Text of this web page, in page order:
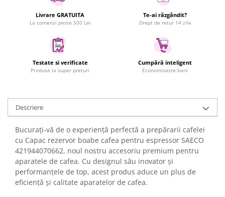
Laptop, Tablete & Telefoane
Accesorii tablete
Laptopuri si Accesorii
Telefoane Mobile & accesorii
Wearable & Gadgeturi
Electrocasnice & Climatizare
rufe si uscatoare
Accesorii si piese masini spalat
Aparate Frigorifice
Aparate Racire Aer
Aragaze si cuptoare cu microunde
Climatizare & sisteme de incalzire
Electrocasnice pentru Bucatarie
Livrare GRATUITA
La comenzi peste 500 Lei
Te-ai răzgândit?
Drept de retur 14 zile
Testate si verificate
Produse la super prețuri
Cumpără inteligent
Economisește bani
Descriere
Bucurați-vă de o experiență perfectă a prepărarii cafelei
cu Capac rezervor boabe cafea pentru espressor SAECO
421944070662, noul nostru accesoriu premium pentru
aparatele de cafea. Cu designul său inovator și
performanțele de top, acest produs aduce un plus de
eficiență și calitate aparatelor de cafea.